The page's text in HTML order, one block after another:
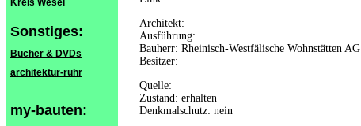
Kreis Wesel
Sonstiges:
Bücher & DVDs
architektur-ruhr
my-bauten:
Architekt:
Ausführung:
Bauherr: Rheinisch-Westfälische Wohnstätten AG
Besitzer:
Quelle:
Zustand: erhalten
Denkmalschutz: nein